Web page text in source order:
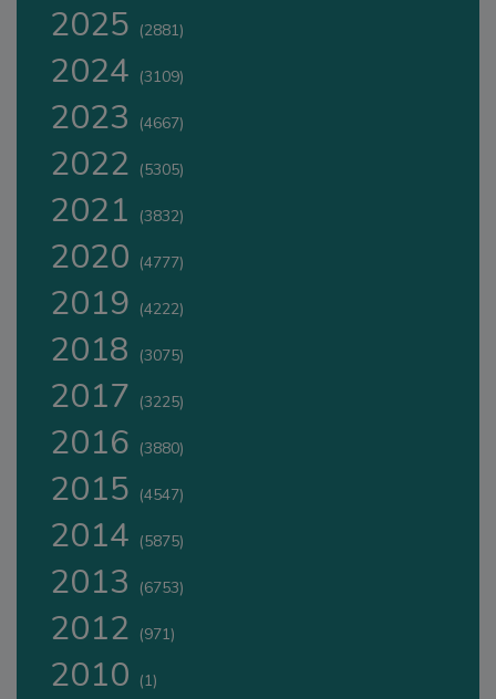
2025 (2881)
2024 (3109)
2023 (4667)
2022 (5305)
2021 (3832)
2020 (4777)
2019 (4222)
2018 (3075)
2017 (3225)
2016 (3880)
2015 (4547)
2014 (5875)
2013 (6753)
2012 (971)
2010 (1)